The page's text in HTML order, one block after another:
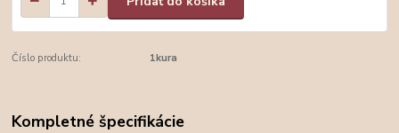
Číslo produktu: 1kura
Kompletné špecifikácie